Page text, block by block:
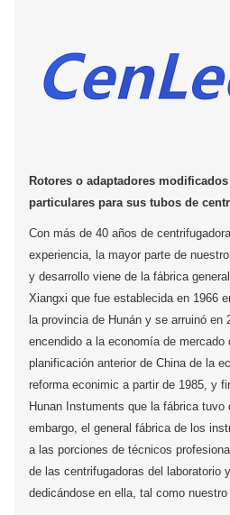
Rotores o adaptadores
particulares para sus tubos de
Con más de 40 años de
experiencia, la mayor parte de
y desarrollo viene de la fábrica
Xiangxi que fue establecida en 1966
la provincia de Hunán y se arruinó en
encendido a la economía de mercado
planificación anterior de China de la
reforma econimic a partir de 1985, y
Hunan Instuments que la fábrica tuvo
embargo, el general fábrica de los
a las porciones de técnicos
de las centrifugadoras del laboratorio
dedicándose en ella, tal como nuestro